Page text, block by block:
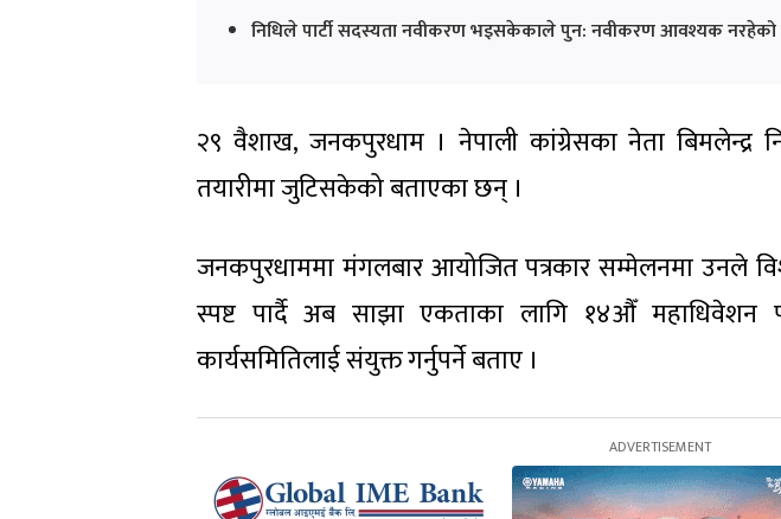
निधिले पार्टी सदस्यता नवीकरण भइसकेकाले पुन: नवीकरण आवश्यक नरहेको
२९ वैशाख, जनकपुरधाम । नेपाली कांग्रेसका नेता
तयारीमा जुटिसकेको बताएका छन् ।
जनकपुरधाममा मंगलबार आयोजित पत्रकार सम्मेलनमा उनले
स्पष्ट पार्दै अब साझा एकताका लागि १४औँ महाधिवेशन
कार्यसमितिलाई संयुक्त गर्नुपर्ने बताए ।